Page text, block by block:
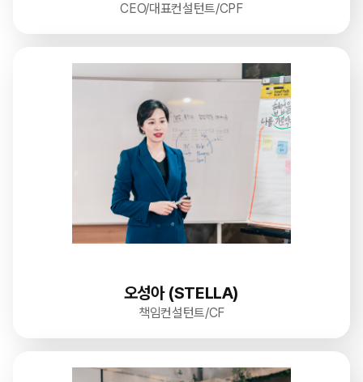
CEO/대표컨설턴트/CPF
오성아 (STELLA)
책임컨설턴트/CF